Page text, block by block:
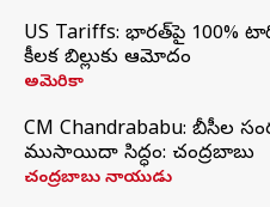
US Tariffs: భారత్‌పై
కీలక బిల్లుకు ఆమోదం
అమెరికా
CM Chandrababu: బీసీల
ముసాయిదా సిద్ధం: చంద్రబాబు
చంద్రబాబు నాయుడు